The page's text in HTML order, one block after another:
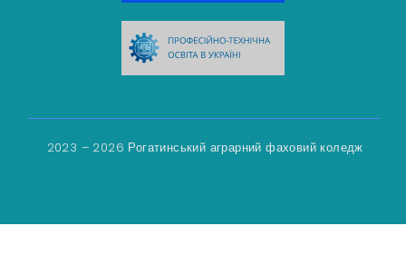
2023 – 2026 Рогатинський аграрний фаховий коледж